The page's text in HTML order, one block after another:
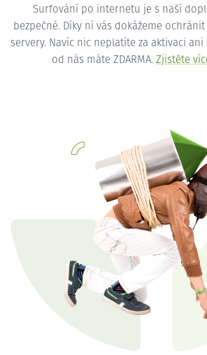
Surfování po internetu je s naší
bezpečné. Díky ní vás dokážeme
servery. Navíc nic neplatíte za aktivaci ani
od nás máte ZDARMA. Zjistěte